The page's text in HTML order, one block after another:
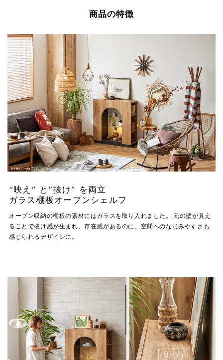
商品の特徴
“映え” と“抜け” を両立
ガラス棚板オープンシェルフ
オープン収納の棚板の素材にはガラスを取り入れました。 元の壁が見え
ることで抜け感が生まれ、存在感があるのに、空間へのなじみやすさも
感じられるデザインに。